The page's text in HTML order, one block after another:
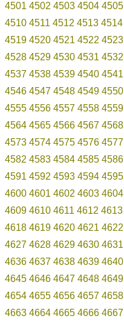
4501 4502 4503 4504 4505
4510 4511 4512 4513 4514
4519 4520 4521 4522 4523
4528 4529 4530 4531 4532
4537 4538 4539 4540 4541
4546 4547 4548 4549 4550
4555 4556 4557 4558 4559
4564 4565 4566 4567 4568
4573 4574 4575 4576 4577
4582 4583 4584 4585 4586
4591 4592 4593 4594 4595
4600 4601 4602 4603 4604
4609 4610 4611 4612 4613
4618 4619 4620 4621 4622
4627 4628 4629 4630 4631
4636 4637 4638 4639 4640
4645 4646 4647 4648 4649
4654 4655 4656 4657 4658
4663 4664 4665 4666 4667